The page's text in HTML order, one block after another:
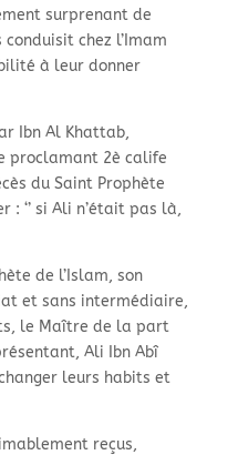
surprenant de
chez l’Imam
à leur donner
Ibn Al Khattab,
proclamant 2è calife
du Saint Prophète
: ‘’ si Ali n’était pas là,
de l’Islam, son
et sans intermédiaire,
le Maître de la part
Ali Ibn Abî
leurs habits et
reçus,